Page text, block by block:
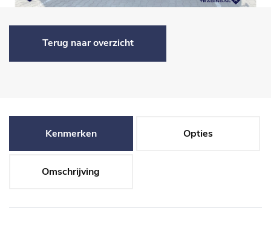
Terug naar overzicht
Kenmerken Opties
Omschrijving